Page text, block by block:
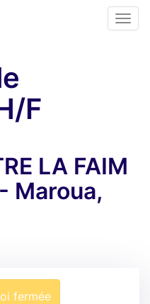
F
LA FAIM
Maroua,
fermée